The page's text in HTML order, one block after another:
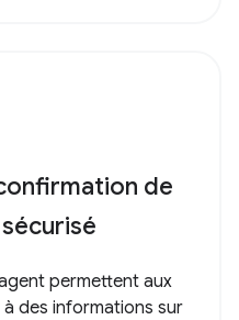
de
permettent aux
des informations sur